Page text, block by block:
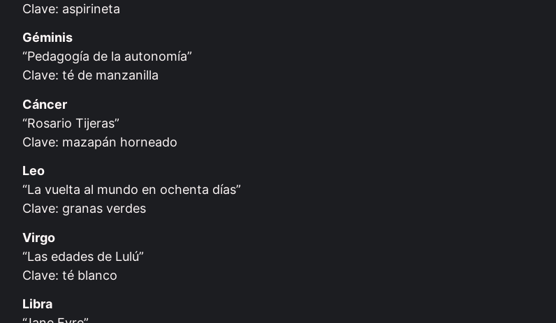
Clave: aspirineta
Géminis
“Pedagogía de la autonomía”
Clave: té de manzanilla
Cáncer
“Rosario Tijeras”
Clave: mazapán horneado
Leo
“La vuelta al mundo en ochenta días”
Clave: granas verdes
Virgo
“Las edades de Lulú”
Clave: té blanco
Libra